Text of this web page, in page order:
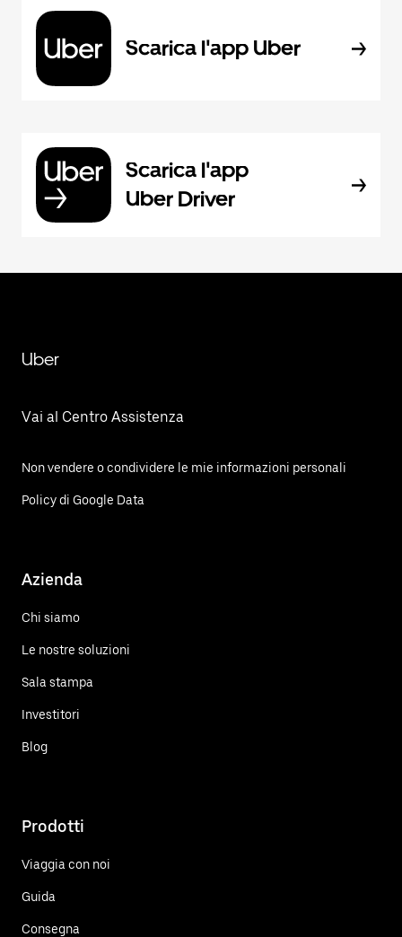
Scarica l'app Uber
Scarica l'app
Uber Driver
Uber
Vai al Centro Assistenza
Non vendere o condividere le mie informazioni personali
Policy di Google Data
Azienda
Chi siamo
Le nostre soluzioni
Sala stampa
Investitori
Blog
Prodotti
Viaggia con noi
Guida
Consegna